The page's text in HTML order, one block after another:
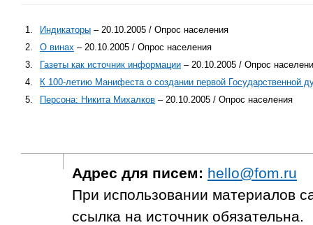
1. Индикаторы – 20.10.2005 / Опрос населения
2.
О винах – 20.10.2005 / Опрос населения
3.
Газеты как источник информации – 20.10.2005 / Опрос
4.
К 100-летию Манифеста о создании первой Государственной
5.
Персона: Никита Михалков – 20.10.2005 / Опрос населения
Адрес для писем: hello@fom.ru
При использовании материалов
ссылка на источник обязательна.